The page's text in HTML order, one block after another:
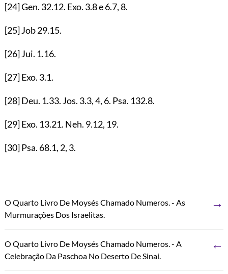
[24]Gen. 32.12. Exo. 3.8e6.7,8.
[25]Job29.15.
[26]Jui. 1.16.
[27]Exo. 3.1.
[28]Deu. 1.33. Jos. 3.3,4, 6. Psa. 132.8.
[29]Exo. 13.21. Neh. 9.12, 19.
[30]Psa. 68.1, 2, 3.
O Quarto Livro De Moysés Chamado Numeros. - As
Murmurações Dos Israelitas.
→
O Quarto Livro De Moysés Chamado Numeros. - A
Celebração Da Paschoa No Deserto De Sinai.
←